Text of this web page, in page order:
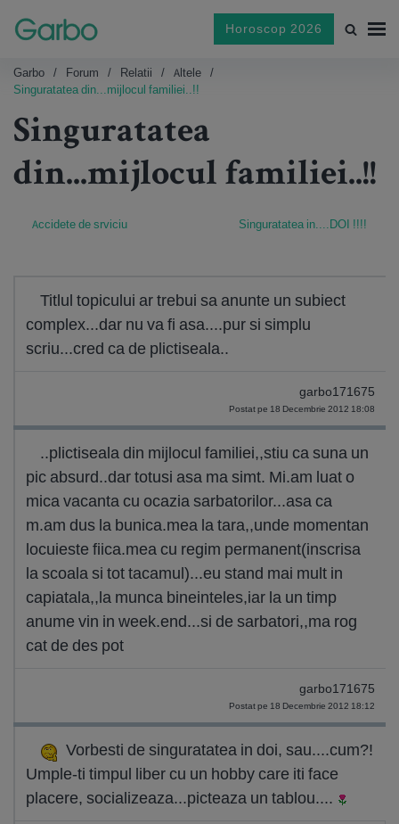
Horoscop 2026
Garbo Forum Relatii
Altele
Singuratatea din...mijlocul familiei..!!
Singuratatea
din...mijlocul familiei..!!
Accidete de srviciu Singuratatea in....DOI !!!!
Titlul topicului ar trebui sa anunte un subiect
complex...dar nu va fi asa....pur si simplu
scriu...cred ca de plictiseala..
garbo171675
Postat pe 18 Decembrie 2012 18:08
..plictiseala din mijlocul familiei,,stiu ca suna un
pic absurd..dar totusi asa ma simt. Mi.am luat o
mica vacanta cu ocazia sarbatorilor...asa ca
m.am dus la bunica.mea la tara,,unde momentan
locuieste fiica.mea cu regim permanent(inscrisa
la scoala si tot tacamul)...eu stand mai mult in
capiatala,,la munca bineinteles,iar la un timp
anume vin in week.end...si de sarbatori,,ma rog
cat de des pot
garbo171675
Postat pe 18 Decembrie 2012 18:12
Vorbesti de singuratatea in doi, sau....cum?!
Umple-ti timpul liber cu un hobby care iti face
placere, socializeaza...picteaza un tablou....